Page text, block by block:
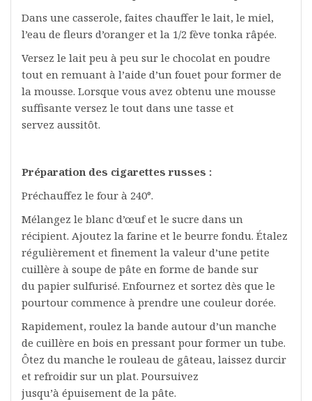
Dans une casserole, faites chauffer le lait, le miel,
l’eau de fleurs d’oranger et la 1/2 fève tonka râpée.
Versez le lait peu à peu sur le chocolat en poudre
tout en remuant à l’aide d’un fouet pour former de
la mousse. Lorsque vous avez obtenu une mousse
suffisante versez le tout dans une tasse et
servez aussitôt.
Préparation des cigarettes russes :
Préchauffez le four à 240°.
Mélangez le blanc d’œuf et le sucre dans un
récipient. Ajoutez la farine et le beurre fondu. Étalez
régulièrement et finement la valeur d’une petite
cuillère à soupe de pâte en forme de bande sur
du papier sulfurisé. Enfournez et sortez dès que le
pourtour commence à prendre une couleur dorée.
Rapidement, roulez la bande autour d’un manche
de cuillère en bois en pressant pour former un tube.
Ôtez du manche le rouleau de gâteau, laissez durcir
et refroidir sur un plat. Poursuivez
jusqu’à épuisement de la pâte.